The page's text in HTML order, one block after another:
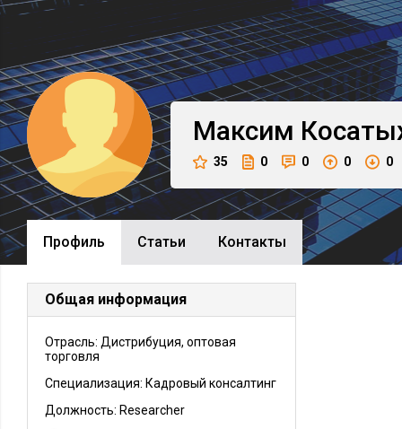
Максим
35 0 0 0 0
Профиль Cтатьи Контакты
Общая информация
Отрасль: Дистрибуция, оптовая
торговля
Специализация: Кадровый консалтинг
Должность: Researcher